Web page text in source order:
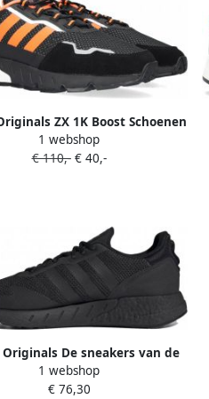
ZX 1K Boost Schoenen
Solar Orange Silver Metallic
Dames
1 webshop
€ 110,-€ 40,-
De sneakers van de
ier Zx 1K Boost
1 webshop
€ 76,30